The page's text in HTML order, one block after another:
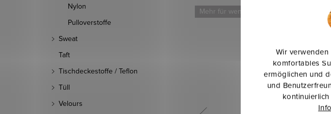
Wir
komfortables
ermöglichen und
und
Nylon
Pulloverstoffe
Sweat
Taft
Tischdeckestoffe / Teflon
Tüll
Velours
Mehr für weniger Mehr für weniger